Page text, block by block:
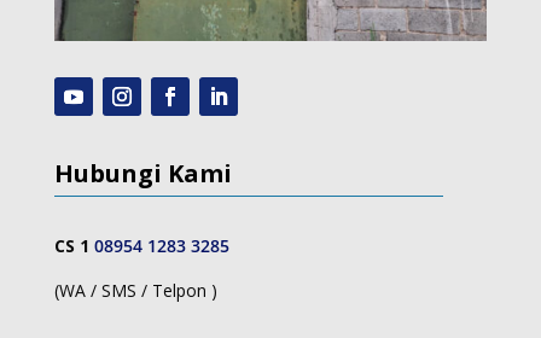
Hubungi Kami
CS 1 08954 1283 3285
(WA / SMS / Telpon )